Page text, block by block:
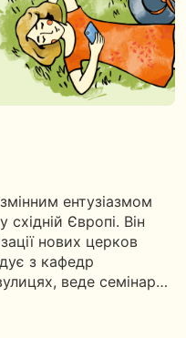
ентузіазмом
Європі. Він
нових церков
з кафедр
веде семінар…